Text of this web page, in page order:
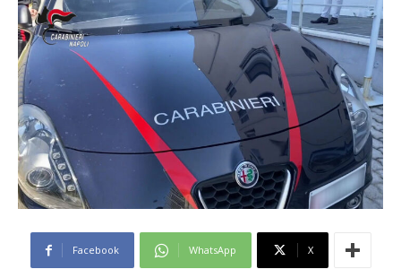
Facebook WhatsApp X